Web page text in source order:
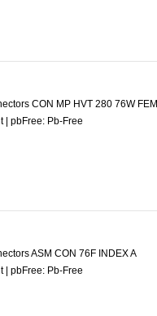
CON MP HVT 280 76W FEM
pbFree: Pb-Free
ASM CON 76F INDEX A
pbFree: Pb-Free